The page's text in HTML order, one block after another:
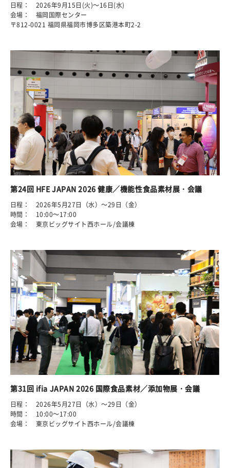
日程： 2026年9月15日(火)～16日(水)
会場： 福岡国際センター
〒812-0021 福岡県福岡市博多区築港本町2-2
第24回 HFE JAPAN 2026 健康／機能性食品素材展・会議
日程： 2026年5月27日（水）～29日（金）
時間： 10:00～17:00
会場： 東京ビッグサイト西ホール/会議棟
第31回 ifia JAPAN 2026 国際食品素材／添加物展・会議
日程： 2026年5月27日（水）～29日（金）
時間： 10:00～17:00
会場： 東京ビッグサイト西ホール/会議棟